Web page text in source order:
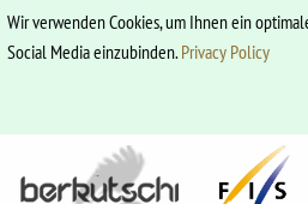
Wir verwenden Cookies, um Ihnen ein
Social Media einzubinden.Privacy Policy